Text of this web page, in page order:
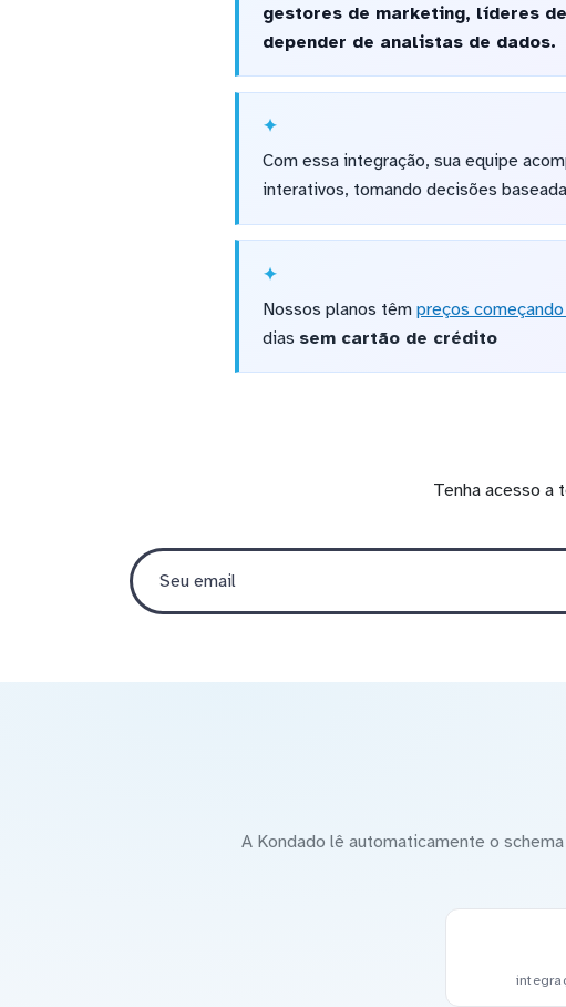
gestores de marketing, líderes
depender de analistas de dados.
Com essa integração, sua equipe
interativos, tomando decisões
Nossos planos têm preços
dias sem cartão de crédito
Tenha acesso a
A Kondado lê automaticamente o